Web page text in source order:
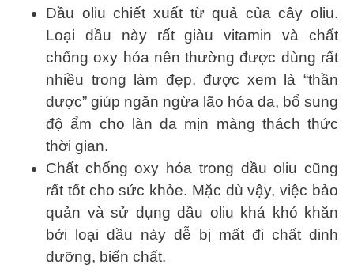
Dầu oliu chiết xuất từ quả của cây oliu.
Loại dầu này rất giàu vitamin và chất
chống oxy hóa nên thường được dùng rất
nhiều trong làm đẹp, được xem là “thần
dược” giúp ngăn ngừa lão hóa da, bổ sung
độ ẩm cho làn da mịn màng thách thức
thời gian.
Chất chống oxy hóa trong dầu oliu cũng
rất tốt cho sức khỏe. Mặc dù vậy, việc bảo
quản và sử dụng dầu oliu khá khó khăn
bởi loại dầu này dễ bị mất đi chất dinh
dưỡng, biến chất.